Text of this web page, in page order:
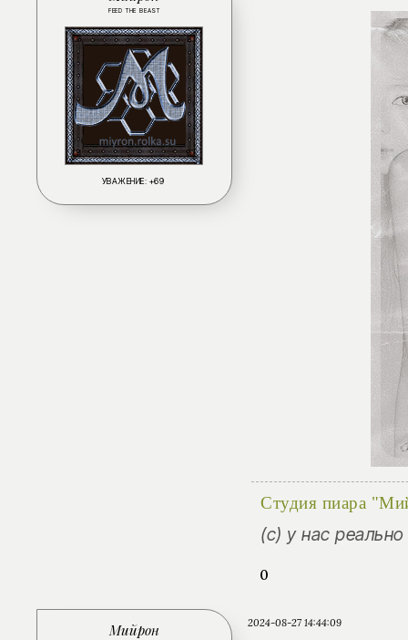
FEED THE BEAST
УВАЖЕНИЕ: +69
Студия пиара
(с) у нас
0
2024-08-27 14:44:09
Мийрон